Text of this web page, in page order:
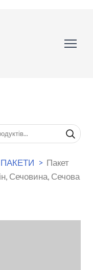
ПАКЕТИ
Пакет
Сечовина, Сечова